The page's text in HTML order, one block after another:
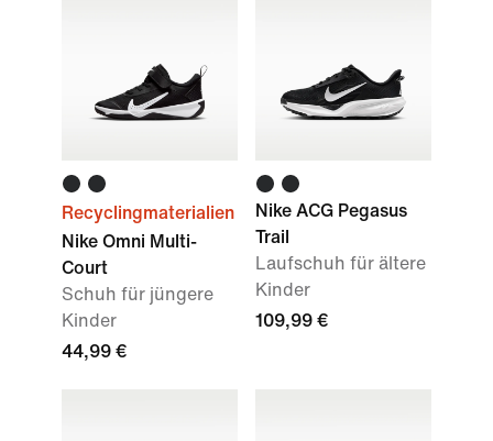
Recyclingmaterialien
Nike Omni Multi-
Court
Schuh für jüngere
Kinder
44,99 €
Nike ACG Pegasus
Trail
Laufschuh für ältere
Kinder
109,99 €